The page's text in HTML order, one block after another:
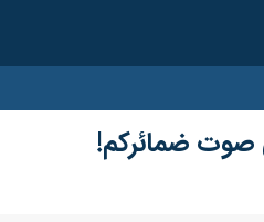
صوت ضمائركم!